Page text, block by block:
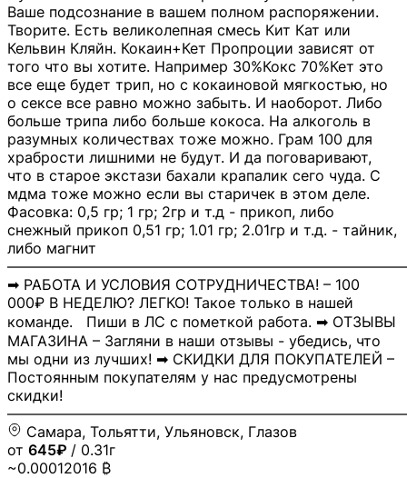
Ваше подсознание в вашем полном распоряжении.
Творите. Есть великолепная смесь Кит Кат или
Кельвин Кляйн. Кокаин+Кет Пропроции зависят от
того что вы хотите. Например 30%Кокс 70%Кет это
все еще будет трип, но с кокаиновой мягкостью, но
о сексе все равно можно забыть. И наоборот. Либо
больше трипа либо больше кокоса. На алкоголь в
разумных количествах тоже можно. Грам 100 для
храбрости лишними не будут. И да поговаривают,
что в старое экстази бахали крапалик сего чуда. С
мдма тоже можно если вы старичек в этом деле.
Фасовка: 0,5 гр; 1 гр; 2гр и т.д - прикоп, либо
снежный прикоп 0,51 гр; 1.01 гр; 2.01гр и т.д. - тайник,
либо магнит
➡ РАБОТА И УСЛОВИЯ СОТРУДНИЧЕСТВА! – 100
000₽ В НЕДЕЛЮ? ЛЕГКО! Такое только в нашей
команде. Пиши в ЛС с пометкой работа. ➡ ОТЗЫВЫ
МАГАЗИНА – Загляни в наши отзывы - убедись, что
мы одни из лучших! ➡ СКИДКИ ДЛЯ ПОКУПАТЕЛЕЙ –
Постоянным покупателям у нас предусмотрены
скидки!
Самара, Тольятти, Ульяновск, Глазов
от 645₽ / 0.31г
~0.00012016 ₿